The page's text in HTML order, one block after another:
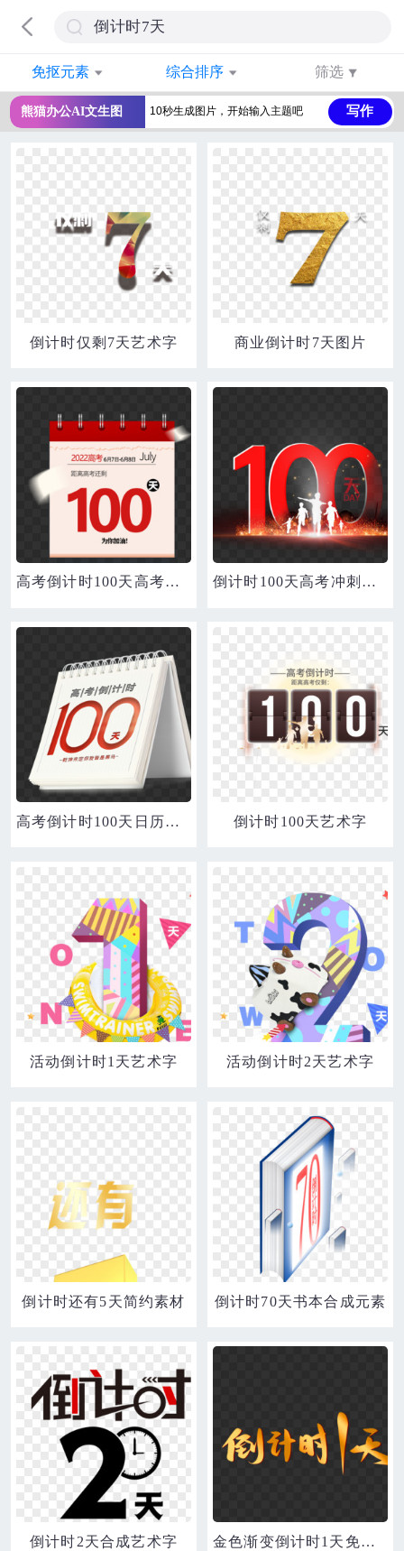
免抠元素 综合排序 筛选
熊猫办公AI文生图 写作
倒计时仅剩7天艺术字 商业倒计时7天图片
高考倒计时100天高考冲刺日历 倒计时100天高考冲刺艺术字
高考倒计时100天日历合成元素 倒计时100天艺术字
活动倒计时1天艺术字 活动倒计时2天艺术字
倒计时还有5天简约素材 倒计时70天书本合成元素
倒计时2天合成艺术字 金色渐变倒计时1天免抠艺术字